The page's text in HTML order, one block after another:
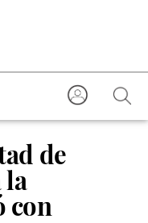
de
la
con